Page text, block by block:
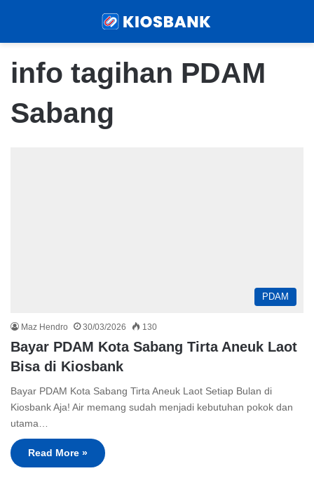
info tagihan PDAM
Sabang
PDAM
Maz Hendro 30/03/2026 130
Bayar PDAM Kota Sabang Tirta Aneuk Laot
Bisa di Kiosbank
Bayar PDAM Kota Sabang Tirta Aneuk Laot Setiap Bulan di
Kiosbank Aja! Air memang sudah menjadi kebutuhan pokok dan
utama…
Read More »